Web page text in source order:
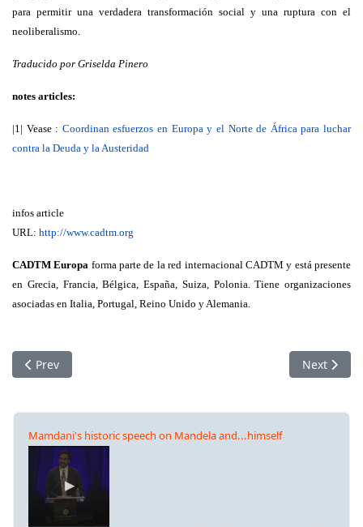
para permitir una verdadera transformación social y una ruptura con el
neoliberalismo.
Traducido por Griselda Pinero
notes articles:
|1| Vease : Coordinan esfuerzos en Europa y el Norte de África para luchar
contra la Deuda y la Austeridad
infos article
URL: http://www.cadtm.org
CADTM Europa forma parte de la red internacional CADTM y está presente
en Grecia, Francia, Bélgica, España, Suiza, Polonia. Tiene organizaciones
asociadas en Italia, Portugal, Reino Unido y Alemania.
Previous article: Message de soutien adressé par le syndicat
Prev Next
Next
Mamdani's historic speech on Mandela and...himself